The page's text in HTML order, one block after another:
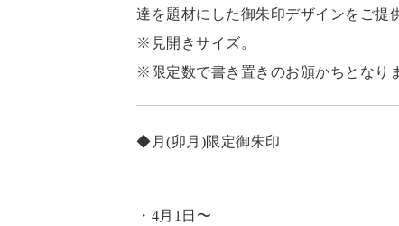
達を題材にした御朱印デザインをご提
※見開きサイズ。
※限定数で書き置きのお頒かちとなり
◆月(卯月)限定御朱印
・4月1日〜